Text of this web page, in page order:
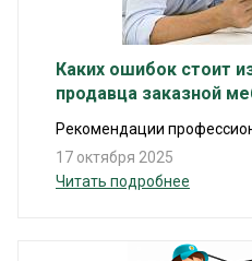
Каких ошибок стоит
продавца заказной
Рекомендации
17 октября 2025
Читать подробнее